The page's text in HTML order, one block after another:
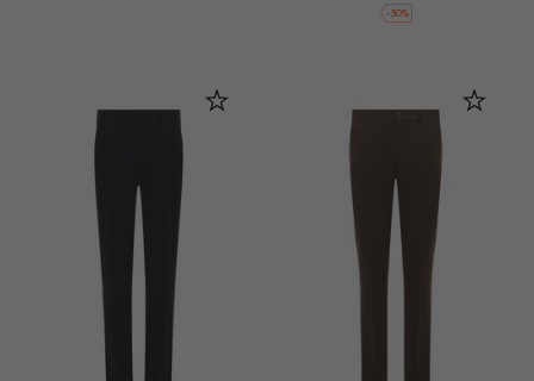
-30%